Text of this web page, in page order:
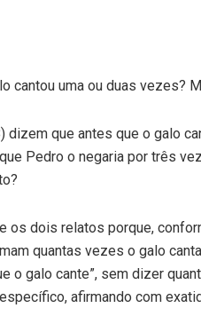
cantou uma ou duas vezes?
dizem que antes que o galo
Pedro o negaria por três
os dois relatos porque,
quantas vezes o galo
o galo cante”, sem dizer
afirmando com